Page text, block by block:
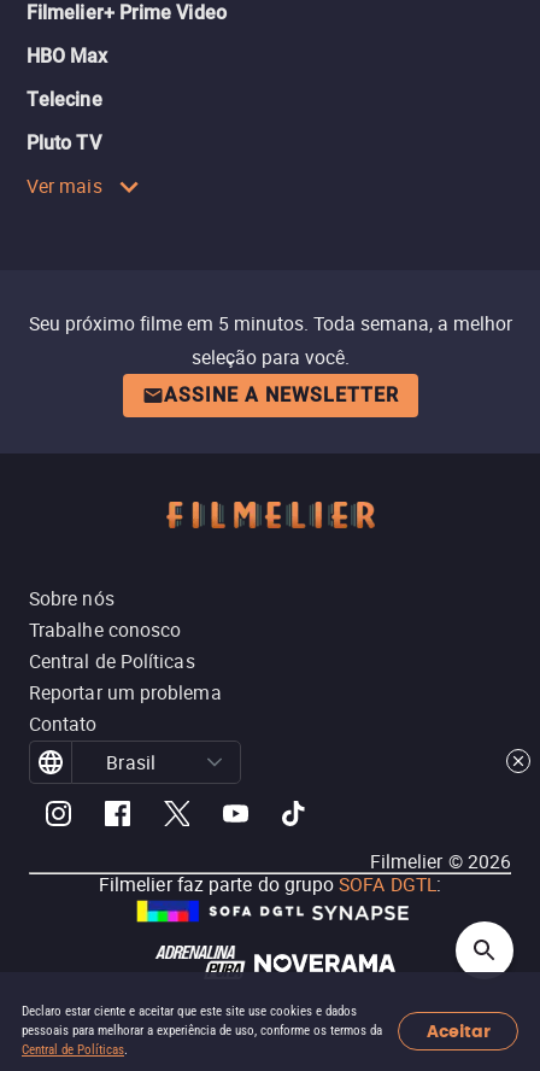
Declaro estar ciente e aceitar que este site use cookies e dados
pessoais para melhorar a experiência de uso, conforme os termos da
Central de Políticas.
Aceitar
Filmelier+ Prime Video
HBO Max
Telecine
Pluto TV
Ver mais
Seu próximo filme em 5 minutos. Toda semana, a melhor
seleção para você.
ASSINE A NEWSLETTER
Sobre nós
Trabalhe conosco
Central de Políticas
Reportar um problema
Contato
Brasil
Filmelier ©2026
Filmelier faz parte do grupoSOFA DGTL: